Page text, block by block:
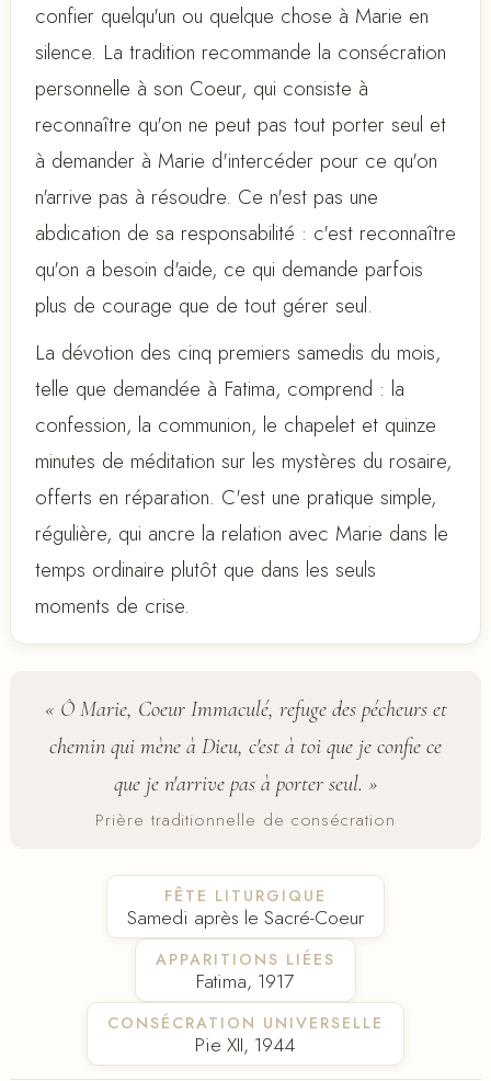
confier quelqu'un ou quelque chose à Marie en
silence. La tradition recommande la consécration
personnelle à son Coeur, qui consiste à
reconnaître qu'on ne peut pas tout porter seul et
à demander à Marie d'intercéder pour ce qu'on
n'arrive pas à résoudre. Ce n'est pas une
abdication de sa responsabilité : c'est reconnaître
qu'on a besoin d'aide, ce qui demande parfois
plus de courage que de tout gérer seul.
La dévotion des cinq premiers samedis du mois,
telle que demandée à Fatima, comprend : la
confession, la communion, le chapelet et quinze
minutes de méditation sur les mystères du rosaire,
offerts en réparation. C'est une pratique simple,
régulière, qui ancre la relation avec Marie dans le
temps ordinaire plutôt que dans les seuls
moments de crise.
« Ô Marie, Coeur Immaculé, refuge des pécheurs et
chemin qui mène à Dieu, c'est à toi que je confie ce
que je n'arrive pas à porter seul. »
Prière traditionnelle de consécration
FÊTE LITURGIQUE
Samedi après le Sacré-Coeur
APPARITIONS LIÉES
Fatima, 1917
CONSÉCRATION UNIVERSELLE
Pie XII, 1944